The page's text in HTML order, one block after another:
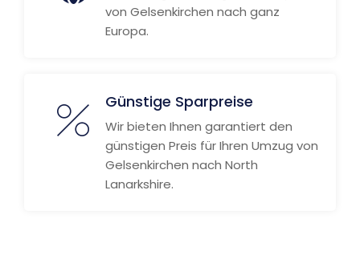
von Gelsenkirchen nach ganz
Europa.
Günstige Sparpreise
Wir bieten Ihnen garantiert den
günstigen Preis für Ihren Umzug von
Gelsenkirchen nach North
Lanarkshire.